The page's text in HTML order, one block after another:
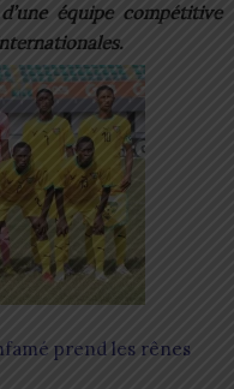
équipe compétitive
prend les rênes